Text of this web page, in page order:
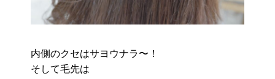
内側のクセはサヨウナラ〜！
そして毛先は